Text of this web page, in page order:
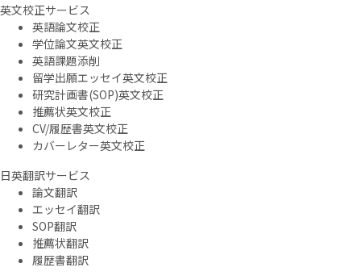
英文校正サービス
英語論文校正
学位論文英文校正
英語課題添削
留学出願エッセイ英文校正
研究計画書(SOP)英文校正
推薦状英文校正
CV/履歴書英文校正
カバーレター英文校正
日英翻訳サービス
論文翻訳
エッセイ翻訳
SOP翻訳
推薦状翻訳
履歴書翻訳